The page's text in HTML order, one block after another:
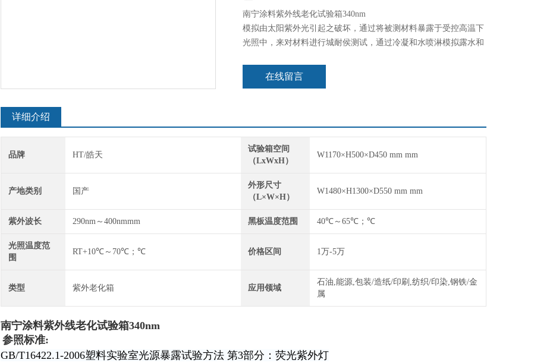
南宁涂料紫外线老化试验箱340nm
模拟由太阳紫外光引起之破坏，通过将被测材料暴露于受控高温下
光照中，来对材料进行城耐侯测试，通过冷凝和水喷淋模拟露水和
室外需要几个月甚至几年的时间才会发生的损伤。
在线留言
详细介绍
品牌 HT/皓天
试验箱空间
（LxWxH）
W1170×H500×D450 mm mm
产地类别 国产
外形尺寸
（L×W×H）
W1480×H1300×D550 mm mm
紫外波长 290nm～400nmmm 黑板温度范围 40℃～65℃；℃
光照温度范
围
RT+10℃～70℃；℃ 价格区间 1万-5万
类型 紫外老化箱 应用领域
石油,能源,包装/造纸/印刷,纺织/印染,钢铁/金
属
南宁涂料紫外线老化试验箱340nm
参照标准:
GB/T16422.1-2006塑料实验室光源暴露试验方法 第3部分：荧光紫外灯